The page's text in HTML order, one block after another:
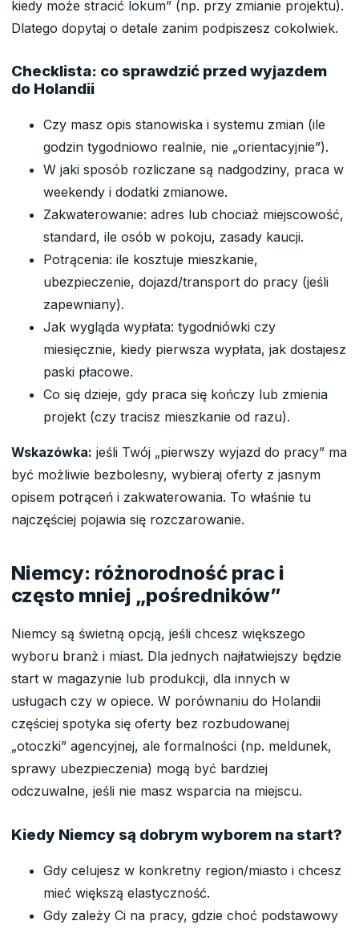
kiedy może stracić lokum” (np. przy zmianie projektu).
Dlatego dopytaj o detale zanim podpiszesz cokolwiek.
Checklista: co sprawdzić przed wyjazdem
do Holandii
Czy masz opis stanowiska i systemu zmian (ile
godzin tygodniowo realnie, nie „orientacyjnie”).
W jaki sposób rozliczane są nadgodziny, praca w
weekendy i dodatki zmianowe.
Zakwaterowanie: adres lub chociaż miejscowość,
standard, ile osób w pokoju, zasady kaucji.
Potrącenia: ile kosztuje mieszkanie,
ubezpieczenie, dojazd/transport do pracy (jeśli
zapewniany).
Jak wygląda wypłata: tygodniówki czy
miesięcznie, kiedy pierwsza wypłata, jak dostajesz
paski płacowe.
Co się dzieje, gdy praca się kończy lub zmienia
projekt (czy tracisz mieszkanie od razu).
Wskazówka: jeśli Twój „pierwszy wyjazd do pracy” ma
być możliwie bezbolesny, wybieraj oferty z jasnym
opisem potrąceń i zakwaterowania. To właśnie tu
najczęściej pojawia się rozczarowanie.
Niemcy: różnorodność prac i
często mniej „pośredników”
Niemcy są świetną opcją, jeśli chcesz większego
wyboru branż i miast. Dla jednych najłatwiejszy będzie
start w magazynie lub produkcji, dla innych w
usługach czy w opiece. W porównaniu do Holandii
częściej spotyka się oferty bez rozbudowanej
„otoczki” agencyjnej, ale formalności (np. meldunek,
sprawy ubezpieczenia) mogą być bardziej
odczuwalne, jeśli nie masz wsparcia na miejscu.
Kiedy Niemcy są dobrym wyborem na start?
Gdy celujesz w konkretny region/miasto i chcesz
mieć większą elastyczność.
Gdy zależy Ci na pracy, gdzie choć podstawowy